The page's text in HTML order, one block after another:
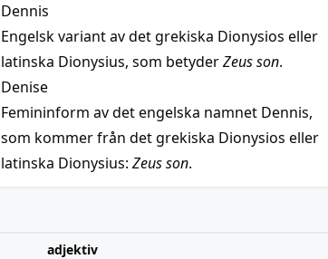
Dennis
Engelsk variant av det grekiska Dionysios eller
latinska Dionysius, som betyderZeus son.
Denise
Femininform av det engelska namnet Dennis,
som kommer från det grekiska Dionysios eller
latinska Dionysius: Zeus son.
adjektiv